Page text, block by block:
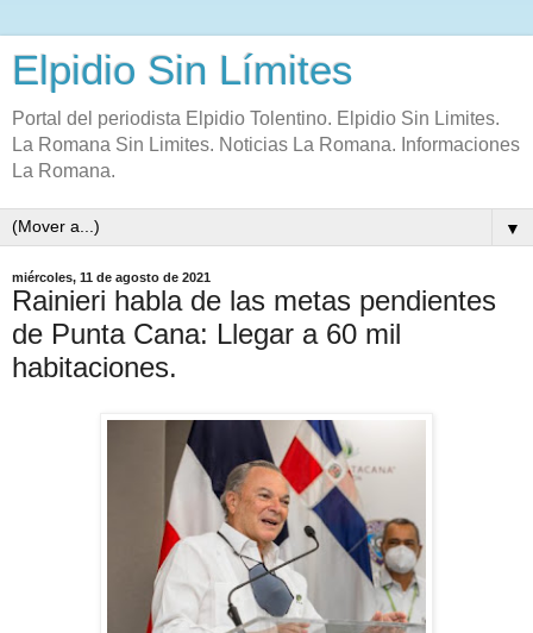
Elpidio Sin Límites
Portal del periodista Elpidio Tolentino. Elpidio Sin Limites.
La Romana Sin Limites. Noticias La Romana. Informaciones
La Romana.
▼
miércoles, 11 de agosto de 2021
Rainieri habla de las metas pendientes
de Punta Cana: Llegar a 60 mil
habitaciones.